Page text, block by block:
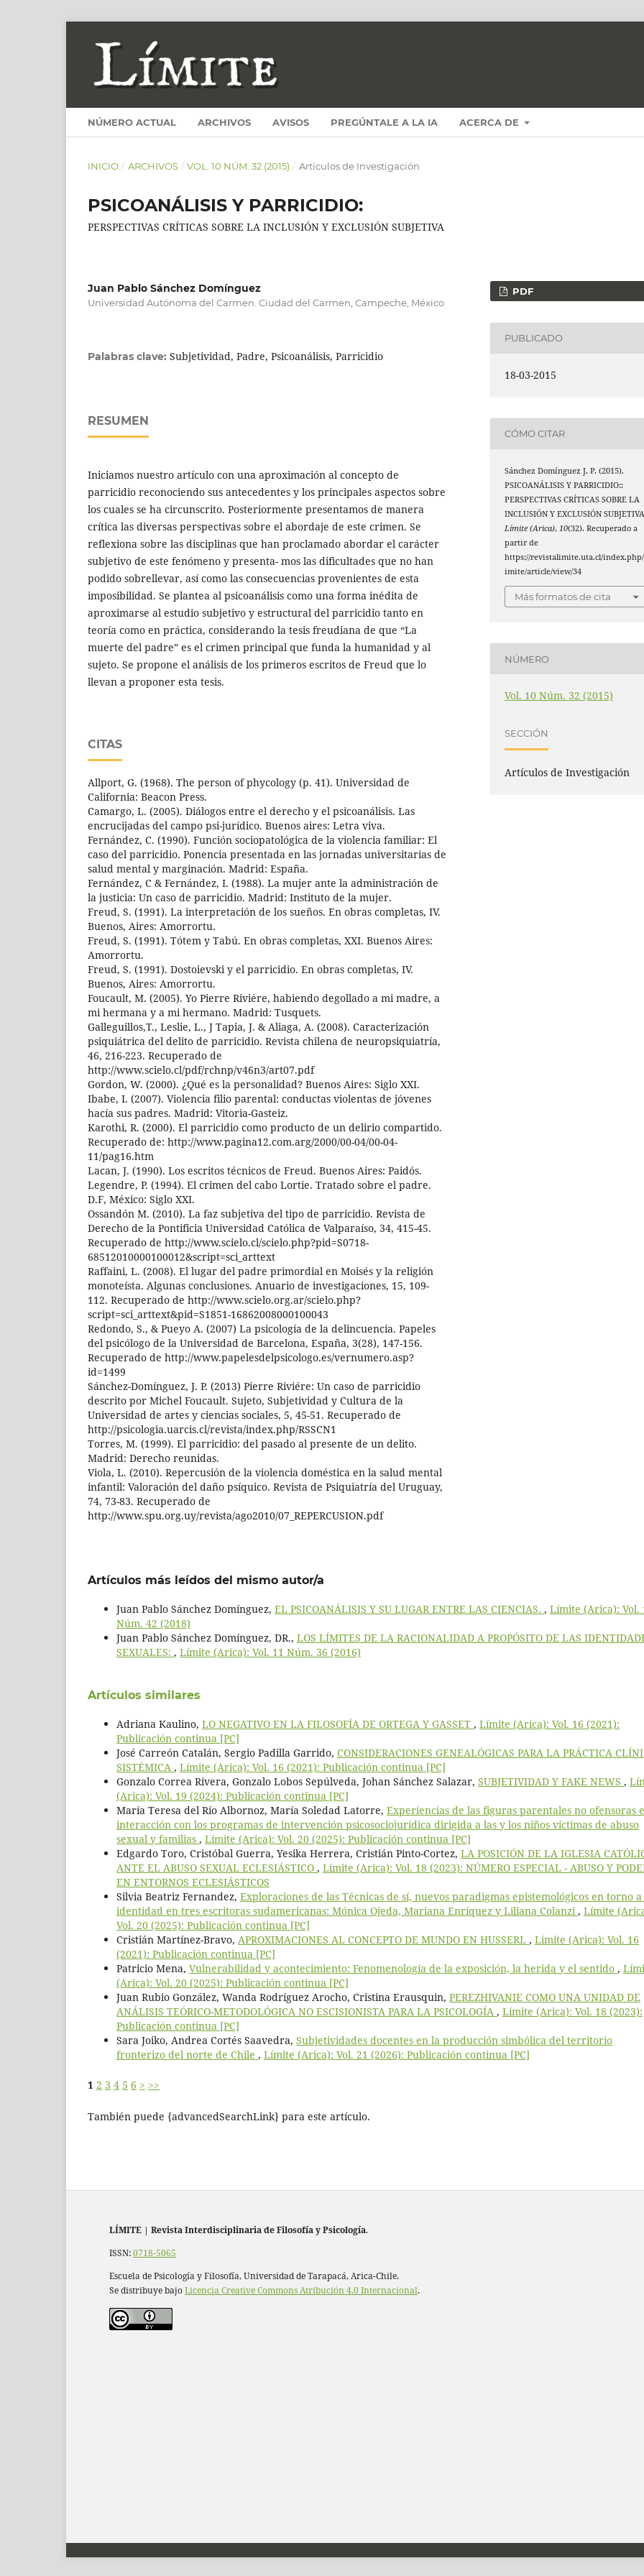
NÚMERO ACTUAL ARCHIVOS AVISOS PREGÚNTALE A LA IA ACERCA DE
INICIO / ARCHIVOS / VOL. 10 NÚM. 32 (2015) / Artículos de Investigación
PSICOANÁLISIS Y PARRICIDIO:
PERSPECTIVAS CRÍTICAS SOBRE LA INCLUSIÓN Y EXCLUSIÓN SUBJETIVA
Juan Pablo Sánchez Domínguez
Universidad Autónoma del Carmen. Ciudad del Carmen, Campeche, México
Palabras clave: Subjetividad, Padre, Psicoanálisis, Parricidio
RESUMEN
Iniciamos nuestro artículo con una aproximación al concepto de
parricidio reconociendo sus antecedentes y los principales aspectos sobre
los cuales se ha circunscrito. Posteriormente presentamos de manera
crítica las diversas perspectivas sobre el abordaje de este crimen. Se
reflexiona sobre las disciplinas que han proclamado abordar el carácter
subjetivo de este fenómeno y presenta- mos las dificultades que no han
podido sobrellevar, así como las consecuencias provenientes de esta
imposibilidad. Se plantea al psicoanálisis como una forma inédita de
aproximarse al estudio subjetivo y estructural del parricidio tanto en
teoría como en práctica, considerando la tesis freudiana de que “La
muerte del padre” es el crimen principal que funda la humanidad y al
sujeto. Se propone el análisis de los primeros escritos de Freud que lo
llevan a proponer esta tesis.
CITAS
Allport, G. (1968). The person of phycology (p. 41). Universidad de
California: Beacon Press.
Camargo, L. (2005). Diálogos entre el derecho y el psicoanálisis. Las
encrucijadas del campo psi-jurídico. Buenos aires: Letra viva.
Fernández, C. (1990). Función sociopatológica de la violencia familiar: El
caso del parricidio. Ponencia presentada en las jornadas universitarias de
salud mental y marginación. Madrid: España.
Fernández, C & Fernández, I. (1988). La mujer ante la administración de
la justicia: Un caso de parricidio. Madrid: Instituto de la mujer.
Freud, S. (1991). La interpretación de los sueños. En obras completas, IV.
Buenos, Aires: Amorrortu.
Freud, S. (1991). Tótem y Tabú. En obras completas, XXI. Buenos Aires:
Amorrortu.
Freud, S. (1991). Dostoievski y el parricidio. En obras completas, IV.
Buenos, Aires: Amorrortu.
Foucault, M. (2005). Yo Pierre Riviére, habiendo degollado a mi madre, a
mi hermana y a mi hermano. Madrid: Tusquets.
Galleguillos,T., Leslie, L., J Tapia, J. & Aliaga, A. (2008). Caracterización
psiquiátrica del delito de parricidio. Revista chilena de neuropsiquiatría,
46, 216-223. Recuperado de
http://www.scielo.cl/pdf/rchnp/v46n3/art07.pdf
Gordon, W. (2000). ¿Qué es la personalidad? Buenos Aires: Siglo XXI.
Ibabe, I. (2007). Violencia filio parental: conductas violentas de jóvenes
hacía sus padres. Madrid: Vitoria-Gasteiz.
Karothi, R. (2000). El parricidio como producto de un delirio compartido.
Recuperado de: http://www.pagina12.com.arg/2000/00-04/00-04-
11/pag16.htm
Lacan, J. (1990). Los escritos técnicos de Freud. Buenos Aires: Paidós.
Legendre, P. (1994). El crimen del cabo Lortie. Tratado sobre el padre.
D.F, México: Siglo XXI.
Ossandón M. (2010). La faz subjetiva del tipo de parricidio. Revista de
Derecho de la Pontificia Universidad Católica de Valparaíso, 34, 415-45.
Recuperado de http://www.scielo.cl/scielo.php?pid=S0718-
68512010000100012&script=sci_arttext
Raffaini, L. (2008). El lugar del padre primordial en Moisés y la religión
monoteísta. Algunas conclusiones. Anuario de investigaciones, 15, 109-
112. Recuperado de http://www.scielo.org.ar/scielo.php?
script=sci_arttext&pid=S1851-16862008000100043
Redondo, S., & Pueyo A. (2007) La psicología de la delincuencia. Papeles
del psicólogo de la Universidad de Barcelona, España, 3(28), 147-156.
Recuperado de http://www.papelesdelpsicologo.es/vernumero.asp?
id=1499
Sánchez-Domínguez, J. P. (2013) Pierre Riviére: Un caso de parricidio
descrito por Michel Foucault. Sujeto, Subjetividad y Cultura de la
Universidad de artes y ciencias sociales, 5, 45-51. Recuperado de
http://psicologia.uarcis.cl/revista/index.php/RSSCN1
Torres, M. (1999). El parricidio: del pasado al presente de un delito.
Madrid: Derecho reunidas.
Viola, L. (2010). Repercusión de la violencia doméstica en la salud mental
infantil: Valoración del daño psíquico. Revista de Psiquiatría del Uruguay,
74, 73-83. Recuperado de
http://www.spu.org.uy/revista/ago2010/07_REPERCUSION.pdf
PDF
PUBLICADO
18-03-2015
CÓMO CITAR
Sánchez Domínguez J. P. (2015).
PSICOANÁLISIS Y PARRICIDIO::
PERSPECTIVAS CRÍTICAS SOBRE LA
INCLUSIÓN Y EXCLUSIÓN
Límite (Arica),10(32). Recuperado a
partir de
https://revistalimite.uta.cl/
imite/article/view/34
Más formatos de cita
NÚMERO
Vol. 10 Núm. 32 (2015)
SECCIÓN
Artículos de Investigación
Artículos más leídos del mismo autor/a
Juan Pablo Sánchez Domínguez, EL PSICOANÁLISIS Y SU LUGAR ENTRE LAS CIENCIAS. , Límite (Arica): Vol.
Núm. 42 (2018)
Juan Pablo Sánchez Domínguez, DR., LOS LÍMITES DE LA RACIONALIDAD A PROPÓSITO DE LAS
SEXUALES: , Límite (Arica): Vol. 11 Núm. 36 (2016)
Artículos similares
Adriana Kaulino, LO NEGATIVO EN LA FILOSOFÍA DE ORTEGA Y GASSET , Límite (Arica): Vol. 16 (2021):
Publicación continua [PC]
José Carreón Catalán, Sergio Padilla Garrido, CONSIDERACIONES GENEALÓGICAS PARA LA PRÁCTICA
SISTÉMICA , Límite (Arica): Vol. 16 (2021): Publicación continua [PC]
Gonzalo Correa Rivera, Gonzalo Lobos Sepúlveda, Johan Sánchez Salazar, SUBJETIVIDAD Y FAKE NEWS ,
(Arica): Vol. 19 (2024): Publicación continua [PC]
María Teresa del Río Albornoz, María Soledad Latorre, Experiencias de las figuras parentales no ofensoras
interacción con los programas de intervención psicosociojurídica dirigida a las y los niños víctimas de abuso
sexual y familias , Límite (Arica): Vol. 20 (2025): Publicación continua [PC]
Edgardo Toro, Cristóbal Guerra, Yesika Herrera, Cristián Pinto-Cortez, LA POSICIÓN DE LA IGLESIA
ANTE EL ABUSO SEXUAL ECLESIÁSTICO , Límite (Arica): Vol. 18 (2023): NÚMERO ESPECIAL - ABUSO Y
EN ENTORNOS ECLESIÁSTICOS
Silvia Beatriz Fernandez, Exploraciones de las Técnicas de sí, nuevos paradigmas epistemológicos en torno
identidad en tres escritoras sudamericanas: Mónica Ojeda, Mariana Enríquez y Liliana Colanzi, Límite
Vol. 20 (2025): Publicación continua [PC]
Cristián Martínez-Bravo, APROXIMACIONES AL CONCEPTO DE MUNDO EN HUSSERL , Límite (Arica): Vol. 16
(2021): Publicación continua [PC]
Patricio Mena, Vulnerabilidad y acontecimiento: Fenomenología de la exposición, la herida y el sentido ,
(Arica): Vol. 20 (2025): Publicación continua [PC]
Juan Rubio González, Wanda Rodríguez Arocho, Cristina Erausquin, PEREZHIVANIE COMO UNA UNIDAD DE
ANÁLISIS TEÓRICO-METODOLÓGICA NO ESCISIONISTA PARA LA PSICOLOGÍA , Límite (Arica): Vol. 18 (2023):
Publicación continua [PC]
Sara Joiko, Andrea Cortés Saavedra, Subjetividades docentes en la producción simbólica del territorio
fronterizo del norte de Chile , Límite (Arica): Vol. 21 (2026): Publicación continua [PC]
1 2 3 4 5 6 > >>
También puede {advancedSearchLink} para este artículo.
LÍMITE | Revista Interdisciplinaria de Filosofía y Psicología.
ISSN:0718-5065
Escuela de Psicología y Filosofía, Universidad de Tarapacá, Arica-Chile.
Se distribuye bajoLicencia Creative Commons Atribución 4.0 Internacional.